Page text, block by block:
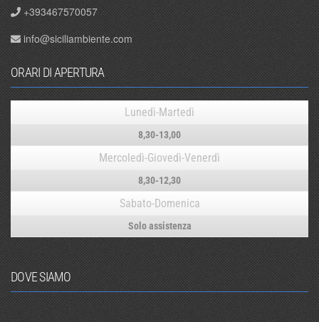
+393467570057
info@siciliambiente.com
ORARI DI APERTURA
Lunedì-Martedì
8,30-13,00
Mercoledì-Giovedì-Venerdì
8,30-12,30
Sabato-Domenica
Solo assistenza
DOVE SIAMO